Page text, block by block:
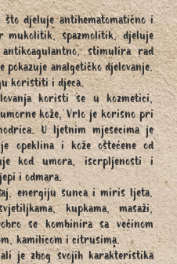
što djeluje antihematomatično i
mukolitik, spazmolitik, djeluje
stimulira rad
pokazuje analgetičko djelovanje.
koristiti i djeca.
koristi se u kozmetici,
kože. Vrlo je korisno pri
U ljetnim mjesecima je
opeklina i kože oštećene od
kod umora, iscrpljenosti i
i odmara.
energiju sunca i miris ljeta.
kupkama, masaži,
se kombinira sa većinom
kamilicom i citrusima.
je zbog svojih karakteristika